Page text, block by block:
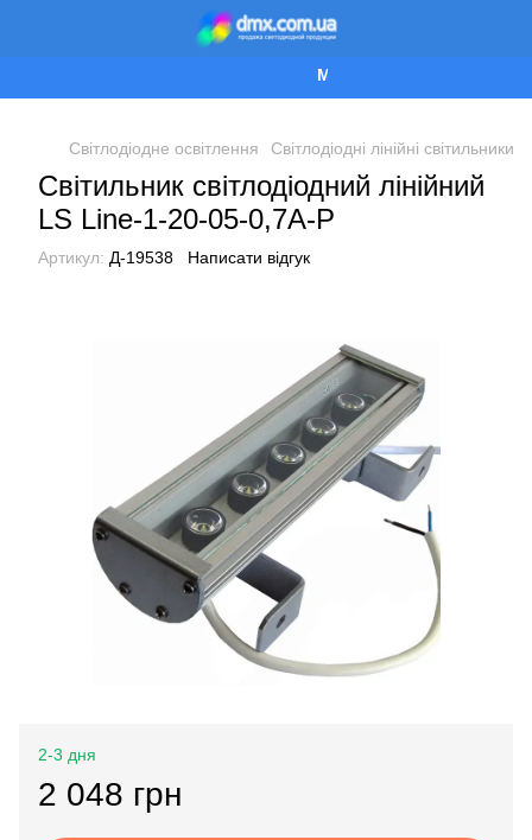
Ми працюємо!
Світлодіодне освітлення Світлодіодні лінійні світильники
Світильник світлодіодний лінійний
LS Line-1-20-05-0,7A-P
Артикул: Д-19538 Написати відгук
2-3 дня
2 048 грн